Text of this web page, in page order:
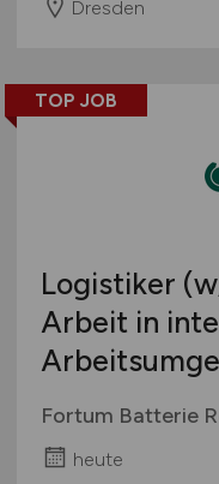
Dresden
TOP JOB
Logistiker
Arbeit in
Fortum Batterie
heute